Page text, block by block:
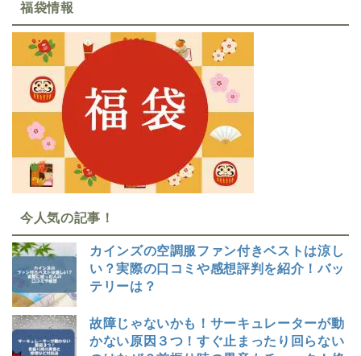
福袋情報
今人気の記事！
カインズの空調服ファン付きベストは涼し
い？実際の口コミや感想評判を紹介！バッ
テリーは？
故障じゃないかも！サーキュレーターが動
かない原因３つ！すぐ止まったり回らない